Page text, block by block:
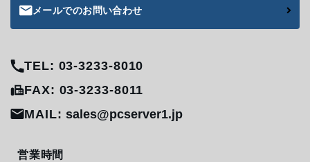
メールでのお問い合わせ
TEL: 03-3233-8010
FAX: 03-3233-8011
MAIL:sales@pcserver1.jp
営業時間